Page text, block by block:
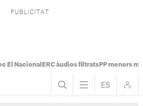
El Nacional ERC àudios filtratsPP menors